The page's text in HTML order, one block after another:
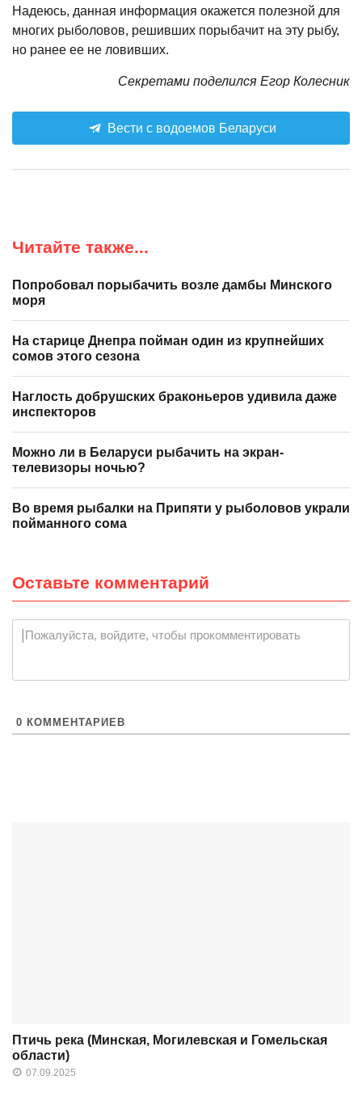
Надеюсь, данная информация окажется полезной для
многих рыболовов, решивших порыбачит на эту рыбу,
но ранее ее не ловивших.
Секретами поделился Егор Колесник
Вести с водоемов Беларуси
Читайте также...
Попробовал порыбачить возле дамбы Минского
моря
На старице Днепра пойман один из крупнейших
сомов этого сезона
Наглость добрушских браконьеров удивила даже
инспекторов
Можно ли в Беларуси рыбачить на экран-
телевизоры ночью?
Во время рыбалки на Припяти у рыболовов украли
пойманного сома
Оставьте комментарий
|Пожалуйста, войдите, чтобы прокомментировать
0 КОММЕНТАРИЕВ
Птичь река (Минская, Могилевская и Гомельская
области)
07.09.2025